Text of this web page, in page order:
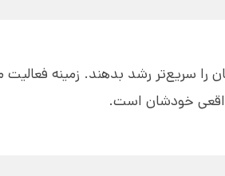
کسب‌و‌کارشان را سریع‌تر رشد بدهند. زمینه
واقعی خودشان است.